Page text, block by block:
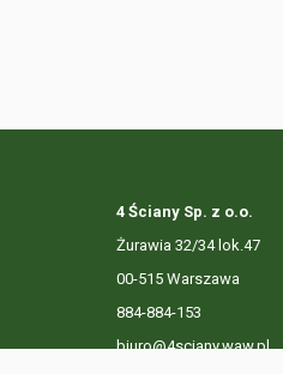
4 Ściany Sp. z o.o.
Żurawia 32/34 lok.47
00-515 Warszawa
884-884-153
biuro@4sciany.waw.pl